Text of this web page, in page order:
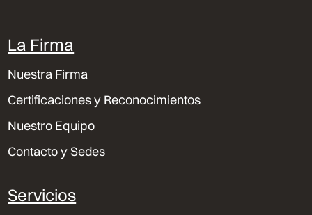
La Firma
Nuestra Firma
Certificaciones y Reconocimientos
Nuestro Equipo
Contacto y Sedes
Servicios